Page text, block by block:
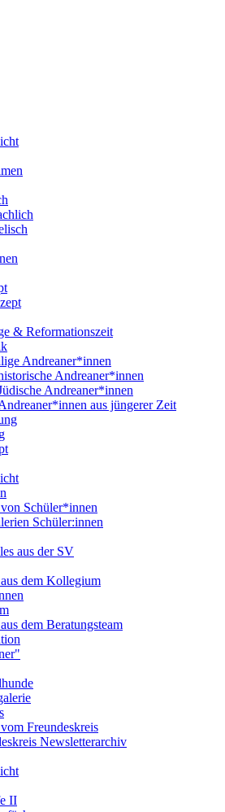
& Reformationszeit
Andreaner*innen
Andreaner*innen
Andreaner*innen
aus jüngerer Zeit
Schüler*innen
Schüler:innen
aus der SV
dem Kollegium
dem Beratungsteam
Freundeskreis
Newsletterarchiv
II